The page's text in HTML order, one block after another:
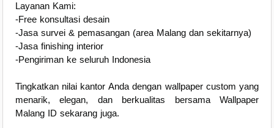
Layanan Kami:
-Free konsultasi desain
-Jasa survei & pemasangan (area Malang dan sekitarnya)
-Jasa finishing interior
-Pengiriman ke seluruh Indonesia
Tingkatkan nilai kantor Anda dengan wallpaper custom yang
menarik, elegan, dan berkualitas bersama Wallpaper
Malang ID sekarang juga.